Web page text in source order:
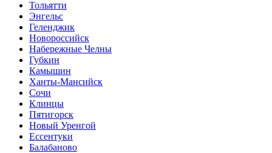
Тольятти
Энгельс
Геленджик
Новороссийск
Набережные Челны
Губкин
Камышин
Ханты-Мансийск
Сочи
Клинцы
Пятигорск
Новый Уренгой
Ессентуки
Балабаново